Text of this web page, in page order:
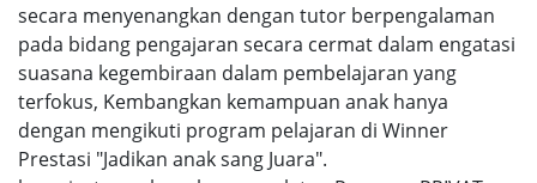
secara menyenangkan dengan tutor berpengalaman
pada bidang pengajaran secara cermat dalam engatasi
suasana kegembiraan dalam pembelajaran yang
terfokus, Kembangkan kemampuan anak hanya
dengan mengikuti program pelajaran di Winner
Prestasi "Jadikan anak sang Juara".